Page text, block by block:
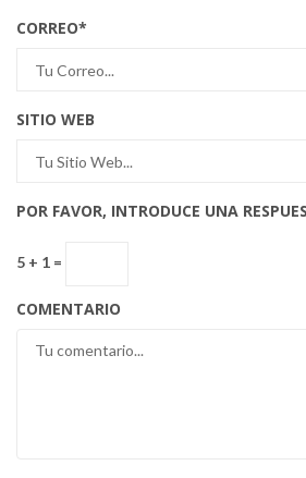
CORREO*
SITIO WEB
POR FAVOR, INTRODUCE UNA
5 + 1 =
COMENTARIO